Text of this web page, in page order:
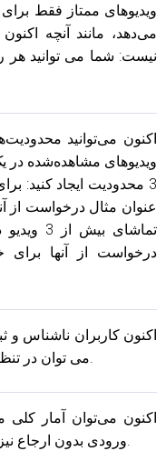
ویدیوهای ممتاز فقط
می‌دهد، مانند آنچه
نیست: شما می توانید هر
ویدیوهای مشاهده‌شده در
3 محدودیت ایجاد کنید:
عنوان مثال درخواست از
تماشای
درخواست از آنها
اکنون کاربران ناشناس و
می توان در تنظیمات بلوک نظرات غیرفعال یا فعال کرد.
اکنون می‌توان آمار کلی
ورودی بدون ارجاع نیز اکنون محاسبه می‌شود (یعنی نشانک‌ها).